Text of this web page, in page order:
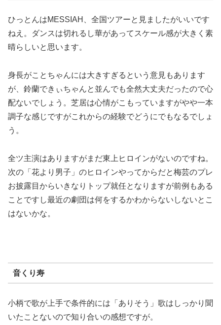
ひっとんはMESSIAH、全国ツアーと見ましたがいいです
ねえ。ダンスは切れるし華があってスケール感が大きく素
晴らしいと思います。
身長がことちゃんには大きすぎるという意見もあります
が、鈴蘭できぃちゃんと並んでも全然大丈夫だったので心
配ないでしょう。芝居は心情がこもっていますがやや一本
調子な感じですがこれからの経験でどうにでもなるでしょ
う。
全ツ主演はありますがまだ東上ヒロインがないのですね。
次の「花より男子」のヒロインやってからだと梅芸のプレ
お披露目からいきなりトップ就任となりますが前例もある
ことですし最近の劇団は何をするかわからないしないとこ
はないかな。
音くり寿
小柄で歌が上手で条件的には「ありそう」歌はしっかり聞
いたことないので知り合いの感想ですが。